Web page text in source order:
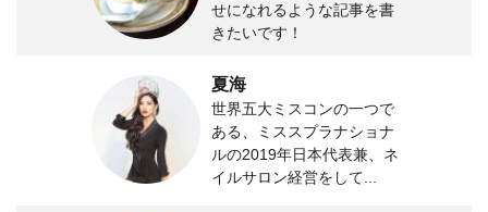
せになれるような記事を書
きたいです！
夏海
世界五大ミスコンの一つで
ある、ミススプラナショナ
ルの2019年日本代表兼、ネ
イルサロン経営をして...